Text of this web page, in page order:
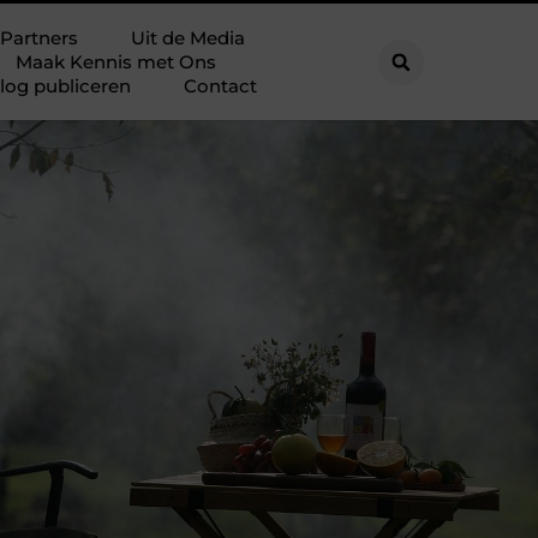
Partners
Uit de Media
Maak Kennis met Ons
publiceren
Contact